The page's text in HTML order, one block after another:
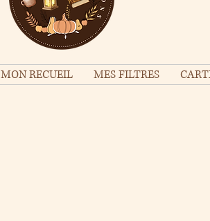
MON RECUEIL MES FILTRES